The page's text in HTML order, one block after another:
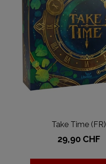
Take Time (FR)
Prix
29,90 CHF